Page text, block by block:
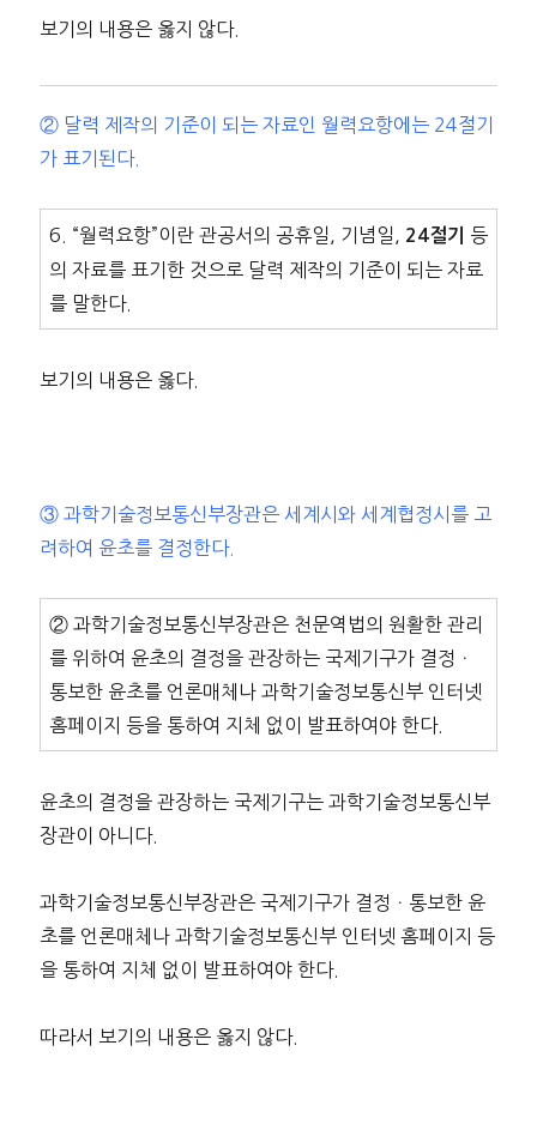
보기의 내용은 옳지 않다.
② 달력 제작의 기준이 되는 자료인 월력요항에는 24절기
가 표기된다.
6. “월력요항”이란 관공서의 공휴일, 기념일, 24절기
등
의 자료를 표기한 것으로 달력 제작의 기준이 되는 자료
를 말한다.
보기의 내용은 옳다.
③ 과학기술정보통신부장관은 세계시와 세계협정시를 고
려하여 윤초를 결정한다.
② 과학기술정보통신부장관은 천문역법의 원활한 관리
를 위하여 윤초의 결정을 관장하는 국제기구가 결정ㆍ
통보한 윤초를 언론매체나 과학기술정보통신부 인터넷
홈페이지 등을 통하여 지체 없이 발표하여야 한다.
윤초의 결정을 관장하는 국제기구는 과학기술정보통신부
장관이 아니다.
과학기술정보통신부장관은 국제기구가 결정ㆍ통보한 윤
초를 언론매체나 과학기술정보통신부 인터넷 홈페이지 등
을 통하여 지체 없이 발표하여야 한다.
따라서 보기의 내용은 옳지 않다.